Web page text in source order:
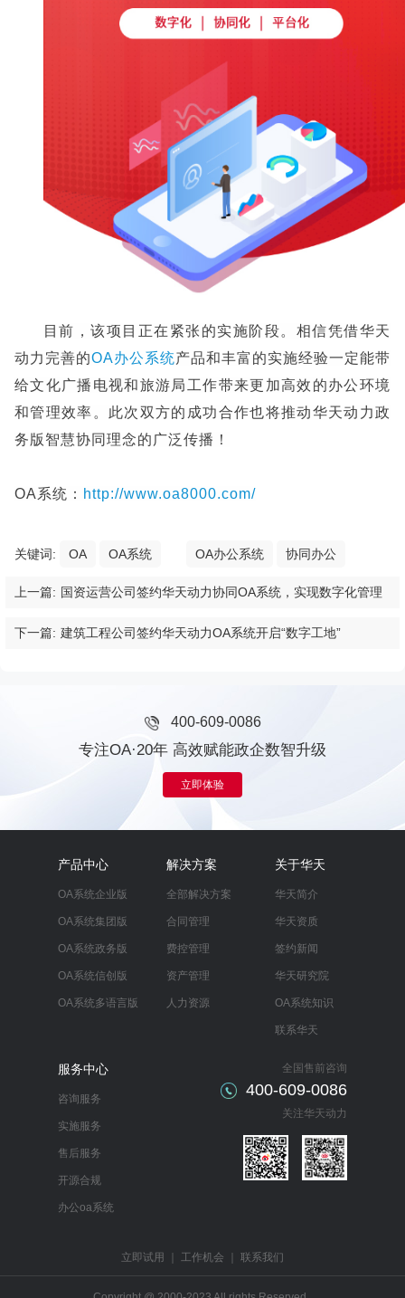
目前，该项目正在紧张的实施阶段。相信凭借华天
动力完善的OA办公系统产品和丰富的实施经验一定能带
给文化广播电视和旅游局工作带来更加高效的办公环境
和管理效率。此次双方的成功合作也将推动华天动力政
务版智慧协同理念的广泛传播！
OA系统： http://www.oa8000.com/
关键词: OA OA系统 OA办公系统 协同办公
上一篇: 国资运营公司签约华天动力协同OA系统，实现数字化管理
下一篇: 建筑工程公司签约华天动力OA系统开启“数字工地”
400-609-0086
专注OA·20年 高效赋能政企数智升级
立即体验
产品中心
OA系统企业版
OA系统集团版
OA系统政务版
OA系统信创版
OA系统多语言版
解决方案
全部解决方案
合同管理
费控管理
资产管理
人力资源
关于华天
华天简介
华天资质
签约新闻
华天研究院
OA系统知识
联系华天
服务中心
咨询服务
实施服务
售后服务
开源合规
办公oa系统
全国售前咨询
400-609-0086
关注华天动力
立即试用 工作机会 联系我们